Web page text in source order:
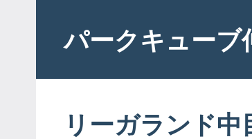
contentパークキューブ
リーガランド中